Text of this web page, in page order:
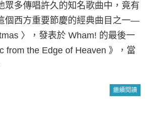
眾多傳唱許久的知名歌曲中，竟有
個西方重要節慶的經典曲目之一—
〉，發表於 Wham! 的最後一
from the Edge of Heaven 》，當
繼續閱讀